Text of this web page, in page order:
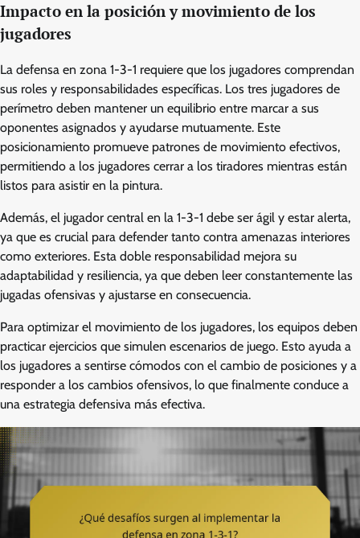
Impacto en la posición y movimiento de los
jugadores
La defensa en zona 1-3-1 requiere que los jugadores comprendan
sus roles y responsabilidades específicas. Los tres jugadores de
perímetro deben mantener un equilibrio entre marcar a sus
oponentes asignados y ayudarse mutuamente. Este
posicionamiento promueve patrones de movimiento efectivos,
permitiendo a los jugadores cerrar a los tiradores mientras están
listos para asistir en la pintura.
Además, el jugador central en la 1-3-1 debe ser ágil y estar alerta,
ya que es crucial para defender tanto contra amenazas interiores
como exteriores. Esta doble responsabilidad mejora su
adaptabilidad y resiliencia, ya que deben leer constantemente las
jugadas ofensivas y ajustarse en consecuencia.
Para optimizar el movimiento de los jugadores, los equipos deben
practicar ejercicios que simulen escenarios de juego. Esto ayuda a
los jugadores a sentirse cómodos con el cambio de posiciones y a
responder a los cambios ofensivos, lo que finalmente conduce a
una estrategia defensiva más efectiva.